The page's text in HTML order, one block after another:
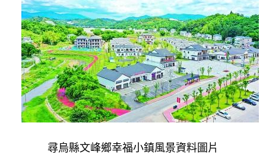
尋烏縣文峰鄉幸福小鎮風景資料圖片